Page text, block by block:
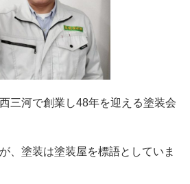
三河で創業し48年を迎える塗装会
、塗装は塗装屋を標語としていま